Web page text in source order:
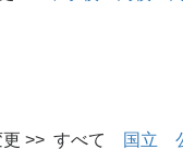
>> すべて 国立